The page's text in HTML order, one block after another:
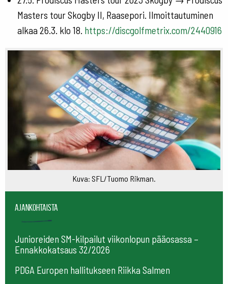
Masters tour Skogby II, Raasepori. Ilmoittautuminen
alkaa 26.3. klo 18. https://discgolfmetrix.com/2440916
Kuva: SFL/Tuomo Rikman.
Ajankohtaista
Junioreiden SM-kilpailut viikonlopun pääosassa –
Ennakkokatsaus 32/2026
PDGA Europen hallitukseen Riikka Salmen